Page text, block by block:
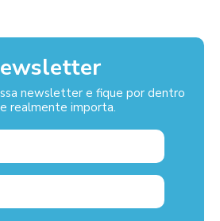
newsletter e fique por dentro
realmente importa.